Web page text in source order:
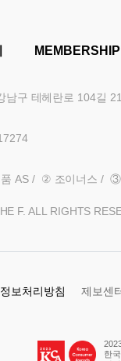
MEMBERSHIP
남구 테헤란로 104길
AS / ② 조이너스 /
F. ALL RIGHTS
보처리방침 제보센
2023 조이너스
한국의 소비자